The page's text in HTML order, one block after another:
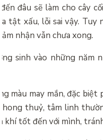
đâu sẽ làm cho cây
tật xấu, lỗi sai vậy.
nhận vẫn chưa xong.
sinh vào những năm
màu may mắn, đặc
thuỷ, tâm linh
khí tốt đến với mình,